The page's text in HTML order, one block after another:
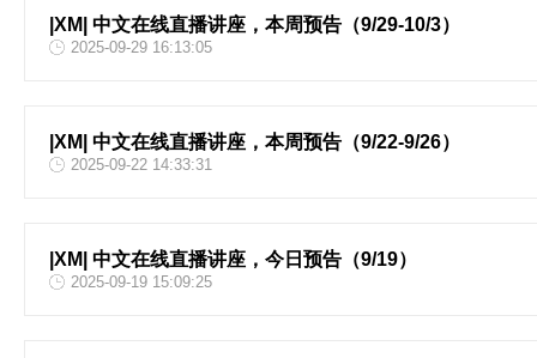
|XM| 中文在线直播讲座，本周预告（9/29-10/3）
2025-09-29 16:13:05
|XM| 中文在线直播讲座，本周预告（9/22-9/26）
2025-09-22 14:33:31
|XM| 中文在线直播讲座，今日预告（9/19）
2025-09-19 15:09:25